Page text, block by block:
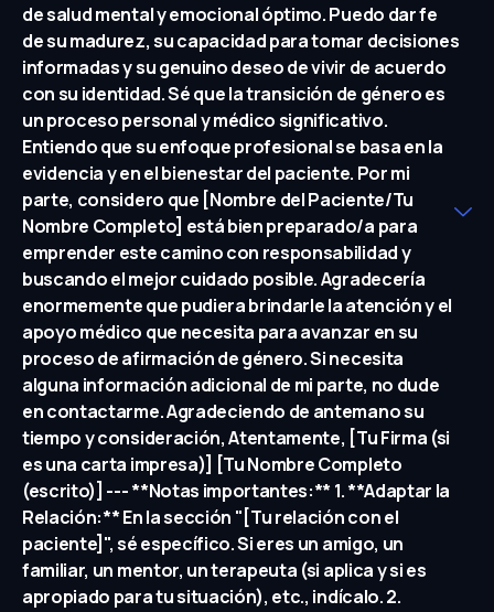
de salud mental y emocional óptimo. Puedo dar fe
de su madurez, su capacidad para tomar decisiones
informadas y su genuino deseo de vivir de acuerdo
con su identidad. Sé que la transición de género es
un proceso personal y médico significativo.
Entiendo que su enfoque profesional se basa en la
evidencia y en el bienestar del paciente. Por mi
parte, considero que [Nombre del Paciente/Tu
Nombre Completo] está bien preparado/a para
emprender este camino con responsabilidad y
buscando el mejor cuidado posible. Agradecería
enormemente que pudiera brindarle la atención y el
apoyo médico que necesita para avanzar en su
proceso de afirmación de género. Si necesita
alguna información adicional de mi parte, no dude
en contactarme. Agradeciendo de antemano su
tiempo y consideración, Atentamente, [Tu Firma (si
es una carta impresa)] [Tu Nombre Completo
(escrito)] --- **Notas importantes:** 1. **Adaptar la
Relación:** En la sección "[Tu relación con el
paciente]", sé específico. Si eres un amigo, un
familiar, un mentor, un terapeuta (si aplica y si es
apropiado para tu situación), etc., indícalo. 2.